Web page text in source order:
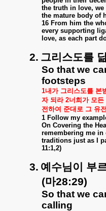
the truth in love,
the mature body of
16 From him the
every supporting
love, as each part
2. 그리스도를
So that we
footsteps
1내가 그리스도를 본
자 되라2너희가 모든
전하여 준대로 그 유
1 Follow my
On Covering the
remembering me
traditions just as I
11:1,2)
3. 예수님이 부
(마28:29)
So that we
calling